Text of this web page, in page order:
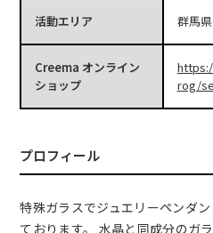
活動エリア 群馬県
Creema オンライン
ショップ
rog/
プロフィール
特殊ガラスでジュエリーペンダ
ております。 水晶と同成分のガ